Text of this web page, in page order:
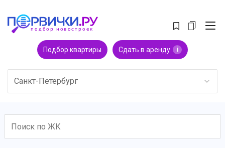
Подбор квартиры Сдать в аренду i
Санкт-Петербург